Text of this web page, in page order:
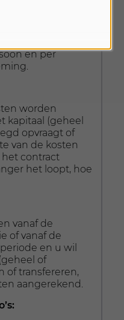
bedragen
Belgische
en per
worden
kapitaal (geheel
opvraagt of
van de kosten
het contract
het loopt, hoe
vanaf de
of vanaf de
en u wil
of
of transfereren,
aangerekend.